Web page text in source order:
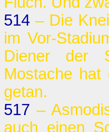
514 – Die
im Vor-
Diener der
Mostache hat
getan.
517 –
auch einen